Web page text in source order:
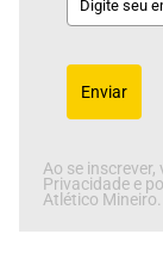
Enviar
Ao se
Privacidade e
Atlético Mineiro.